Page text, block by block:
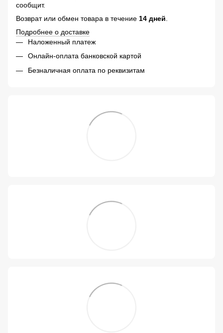
сообщит.
Возврат или обмен товара в течение 14 дней
Подробнее о доставке
Наложенный платеж
Онлайн-оплата банковской картой
Безналичная оплата по реквизитам